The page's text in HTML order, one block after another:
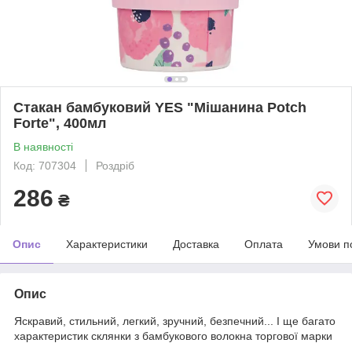
Стакан бамбуковий YES "Мішанина Potch
Forte", 400мл
В наявності
Код: 707304
Роздріб
286 ₴
Опис Характеристики Доставка Оплата Умови
Опис
Яскравий, стильний, легкий, зручний, безпечний... І ще багато
характеристик склянки з бамбукового волокна торгової марки